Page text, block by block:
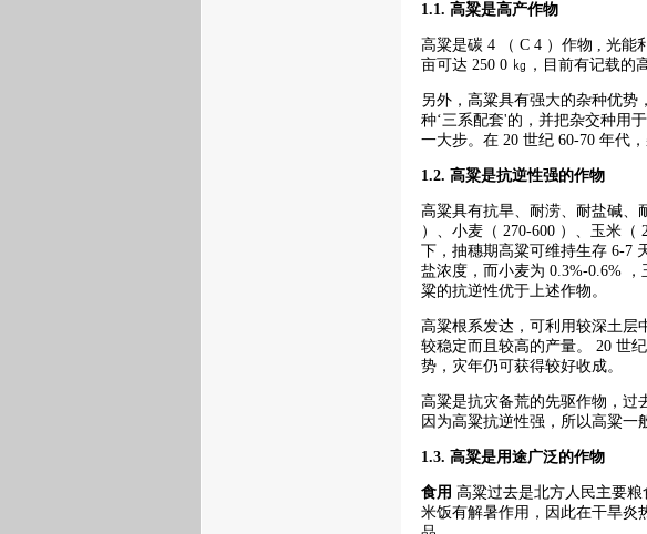
1.1. 高粱是高产作物
高粱是碳 4 （ C 4 ）作物 , 光能
亩可达 250 0 ㎏，目前有记载的
另外，高粱具有强大的杂种优势
种‘三系配套'的，并把杂交种用
一大步。在 20 世纪 60-70 年代
1.2. 高粱是抗逆性强的作物
高粱具有抗旱、耐涝、耐盐碱、
）、小麦（ 270-600 ）、玉米
下，抽穗期高粱可维持生存 6-7
盐浓度，而小麦为 0.3%-0.6%
粱的抗逆性优于上述作物。
高粱根系发达，可利用较深土层
较稳定而且较高的产量。 20 世
势，灾年仍可获得较好收成。
高粱是抗灾备荒的先驱作物，过
因为高粱抗逆性强，所以高粱一
1.3. 高粱是用途广泛的作物
食用 高粱过去是北方人民主要
米饭有解暑作用，因此在干旱炎